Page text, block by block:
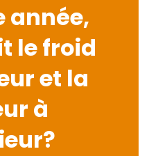
année,
le froid
et la
à